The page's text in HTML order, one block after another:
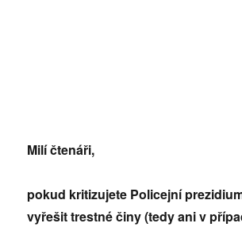
Milí čtenáři,
pokud kritizujete Policejní
vyřešit trestné činy (tedy ani v